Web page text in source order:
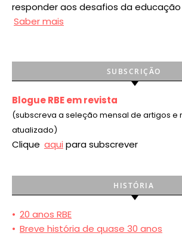
responder aos desafios da
Saber mais
SUBSCRIÇÃO
Blogue RBE em revista
(subscreva a seleção mensal de artigos e
atualizado)
Clique aqui para subscrever
HISTÓRIA
• 20 anos RBE
• Breve história de quase 30 anos